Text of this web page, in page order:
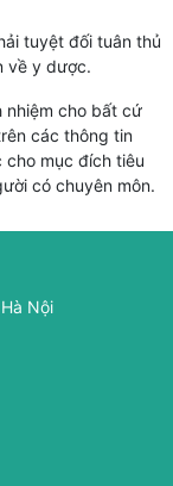
tuyệt đối tuân thủ
về y dược.
nhiệm cho bất cứ
các thông tin
mục đích tiêu
có chuyên môn.
Nội